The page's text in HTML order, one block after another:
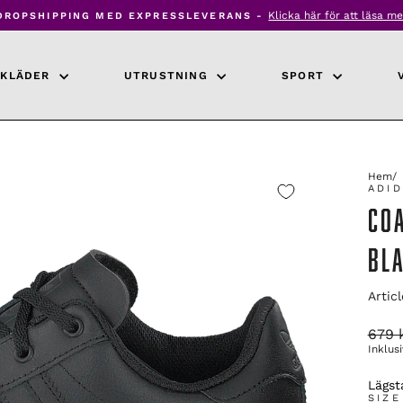
Pausa
MED EXPRESSLEVERANS - Klicka här för att läsa
KLÄDER UTRUSTNING SPORT
Hem/
pris
679
SIZE